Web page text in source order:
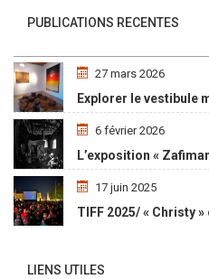
PUBLICATIONS RECENTES
27 mars 2026
6 février 2026
17 juin 2025
LIENS UTILES